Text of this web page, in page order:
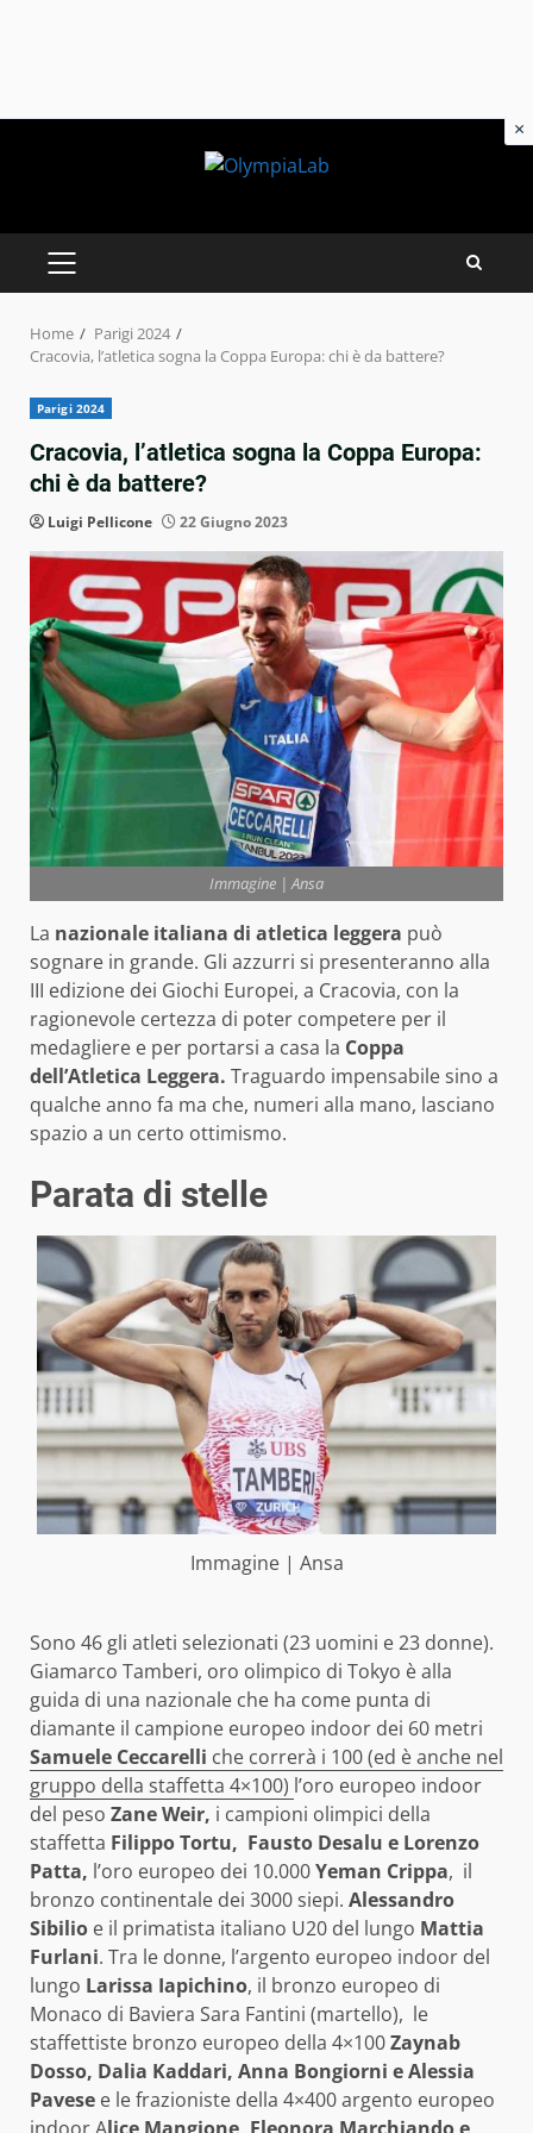
PRIMARY
MENU
Home
Parigi 2024
Cracovia, l’atletica sogna la Coppa Europa: chi è da battere?
Parigi 2024
Cracovia, l’atletica sogna la Coppa Europa:
chi è da battere?
Luigi Pellicone 22 Giugno 2023
Immagine | Ansa
La nazionale italiana di atletica leggera può
sognare in grande. Gli azzurri si presenteranno alla
III edizione dei Giochi Europei, a Cracovia, con la
ragionevole certezza di poter competere per il
medagliere e per portarsi a casa la Coppa
dell’Atletica Leggera. Traguardo impensabile sino a
qualche anno fa ma che, numeri alla mano, lasciano
spazio a un certo ottimismo.
Parata di stelle
Immagine | Ansa
Sono 46 gli atleti selezionati (23 uomini e 23 donne).
Giamarco Tamberi, oro olimpico di Tokyo è alla
guida di una nazionale che ha come punta di
diamante il campione europeo indoor dei 60 metri
Samuele Ceccarelli che correrà i 100 (ed è anche nel
gruppo della staffetta 4×100) l’oro europeo indoor
del peso Zane Weir, i campioni olimpici della
staffetta Filippo Tortu, Fausto Desalu e Lorenzo
Patta, l’oro europeo dei 10.000Yeman Crippa, il
bronzo continentale dei 3000 siepi. Alessandro
Sibilio e il primatista italiano U20 del lungo Mattia
Furlani. Tra le donne, l’argento europeo indoor del
lungo Larissa Iapichino, il bronzo europeo di
Monaco di Baviera Sara Fantini (martello), le
staffettiste bronzo europeo della 4×100Zaynab
Dosso, Dalia Kaddari, Anna Bongiorni e Alessia
Pavese e le frazioniste della 4×400 argento europeo
×